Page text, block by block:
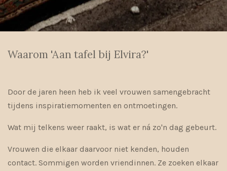
Waarom 'Aan tafel bij Elvira?'
Door de jaren heen heb ik veel vrouwen samengebracht
tijdens inspiratiemomenten en ontmoetingen.
Wat mij telkens weer raakt, is wat er ná zo'n dag gebeurt.
Vrouwen die elkaar daarvoor niet kenden, houden
contact. Sommigen worden vriendinnen. Ze zoeken elkaar